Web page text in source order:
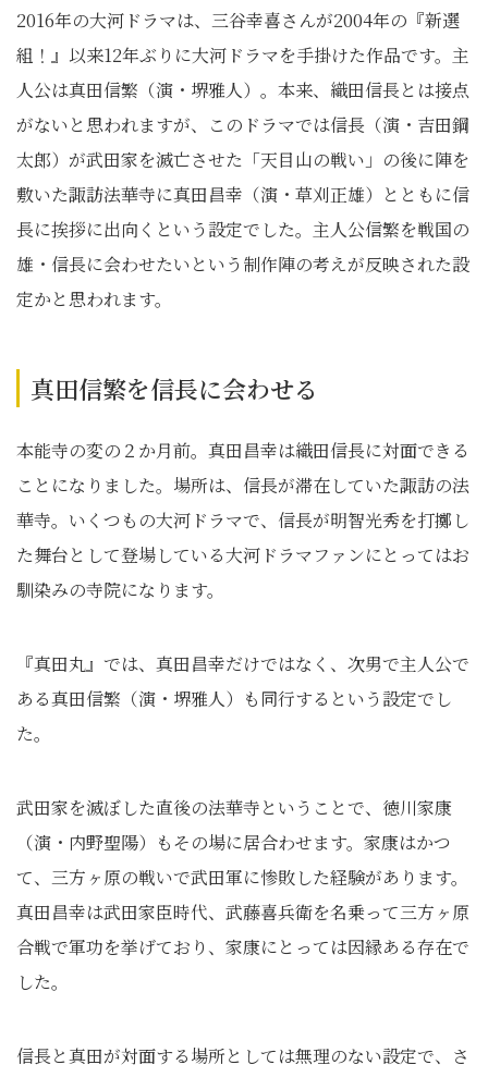
2016年の大河ドラマは、三谷幸喜さんが2004年の『新選
組！』以来12年ぶりに大河ドラマを手掛けた作品です。主
人公は真田信繁（演・堺雅人）。本来、織田信長とは接点
がないと思われますが、このドラマでは信長（演・吉田鋼
太郎）が武田家を滅亡させた「天目山の戦い」の後に陣を
敷いた諏訪法華寺に真田昌幸（演・草刈正雄）とともに信
長に挨拶に出向くという設定でした。主人公信繁を戦国の
雄・信長に会わせたいという制作陣の考えが反映された設
定かと思われます。
真田信繁を信長に会わせる
本能寺の変の２か月前。真田昌幸は織田信長に対面できる
ことになりました。場所は、信長が滞在していた諏訪の法
華寺。いくつもの大河ドラマで、信長が明智光秀を打擲し
た舞台として登場している大河ドラマファンにとってはお
馴染みの寺院になります。
『真田丸』では、真田昌幸だけではなく、次男で主人公で
ある真田信繁（演・堺雅人）も同行するという設定でし
た。
武田家を滅ぼした直後の法華寺ということで、徳川家康
（演・内野聖陽）もその場に居合わせます。家康はかつ
て、三方ヶ原の戦いで武田軍に惨敗した経験があります。
真田昌幸は武田家臣時代、武藤喜兵衛を名乗って三方ヶ原
合戦で軍功を挙げており、家康にとっては因縁ある存在で
した。
信長と真田が対面する場所としては無理のない設定で、さ